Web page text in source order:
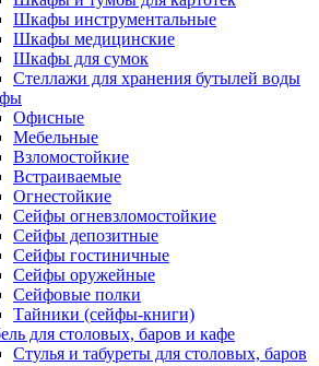
Шкафы инструментальные
Шкафы медицинские
Шкафы для сумок
Стеллажи для хранения бутылей воды
Офисные
Мебельные
Взломостойкие
Встраиваемые
Огнестойкие
Сейфы огневзломостойкие
Сейфы депозитные
Сейфы гостиничные
Сейфы оружейные
Сейфовые полки
Тайники (сейфы-книги)
для столовых, баров и кафе
Стулья и табуреты для столовых, баров